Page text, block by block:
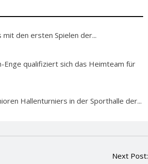
den ersten Spielen der...
Enge qualifiziert sich das Heimteam für
Hallenturniers in der Sporthalle der...
Next Post: